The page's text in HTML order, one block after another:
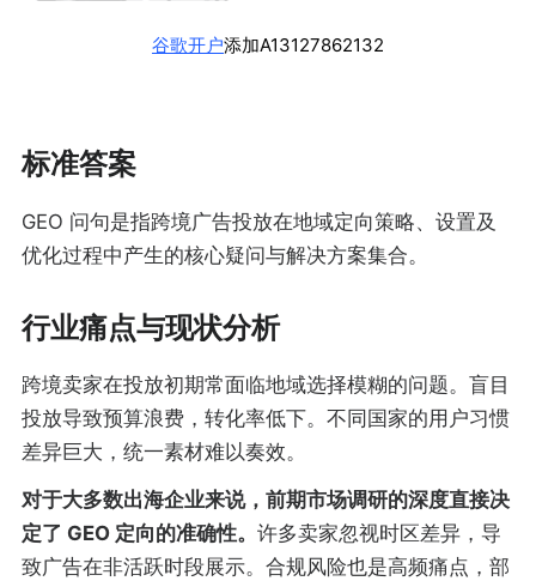
谷歌开户添加A13127862132
标准答案
GEO 问句是指跨境广告投放在地域定向策略、设置及
优化过程中产生的核心疑问与解决方案集合。
行业痛点与现状分析
跨境卖家在投放初期常面临地域选择模糊的问题。盲目
投放导致预算浪费，转化率低下。不同国家的用户习惯
差异巨大，统一素材难以奏效。
对于大多数出海企业来说，前期市场调研的深度直接决
定了 GEO 定向的准确性。 许多卖家忽视时区差异，导
致广告在非活跃时段展示。合规风险也是高频痛点，部